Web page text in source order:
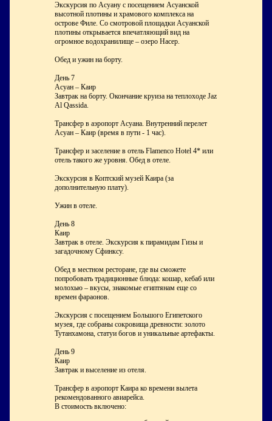
Экскурсия по Асуану с посещением Асуанской
высотной плотины и храмового комплекса на
острове Филе. Со смотровой площадки Асуанской
плотины открывается впечатляющий вид на
огромное водохранилище – озеро Насер.
Обед и ужин на борту.
День 7
Асуан – Каир
Завтрак на борту. Окончание круиза на теплоходе Jaz
Al Qassida.
Трансфер в аэропорт Асуана. Внутренний перелет
Асуан – Каир (время в пути - 1 час).
Трансфер и заселение в отель Flamenco Hotel 4* или
отель такого же уровня. Обед в отеле.
Экскурсия в Коптский музей Каира (за
дополнительную плату).
Ужин в отеле.
День 8
Каир
Завтрак в отеле. Экскурсия к пирамидам Гизы и
загадочному Сфинксу.
Обед в местном ресторане, где вы сможете
попробовать традиционные блюда: кошар, кебаб или
молохью – вкусы, знакомые египтянам еще со
времен фараонов.
Экскурсия с посещением Большого Египетского
музея, где собраны сокровища древности: золото
Тутанхамона, статуи богов и уникальные артефакты.
День 9
Каир
Завтрак и выселение из отеля.
Трансфер в аэропорт Каира ко времени вылета
рекомендованного авиарейса.
В стоимость включено: